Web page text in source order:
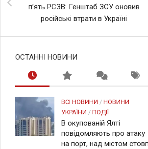
п’ять РСЗВ: Генштаб ЗСУ оновив
російські втрати в Україні
ОСТАННІ НОВИНИ
ВСІ НОВИНИ / НОВИНИ
УКРАЇНИ / ПОДІЇ
В окупованій Ялті
повідомляють про атаку
на порт, над містом стовп